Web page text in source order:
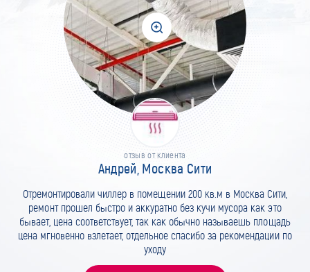
отзыв от клиента
Андрей, Москва Сити
Отремонтировали чиллер в помещении 200 кв.м в Москва Сити,
ремонт прошел быстро и аккуратно без кучи мусора как это
бывает, цена соответствует, так как обычно называешь площадь
цена мгновенно взлетает, отдельное спасибо за рекомендации по
уходу